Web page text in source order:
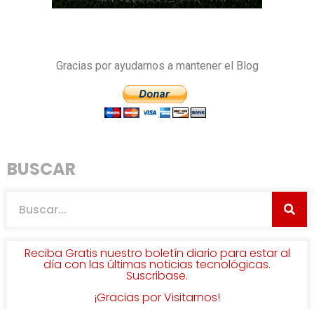
Gracias por ayudarnos a mantener el Blog
BUSCAR
Reciba Gratis nuestro boletín diario para estar al
día con las últimas noticias tecnológicas.
Suscribase.
¡Gracias por Visitarnos!